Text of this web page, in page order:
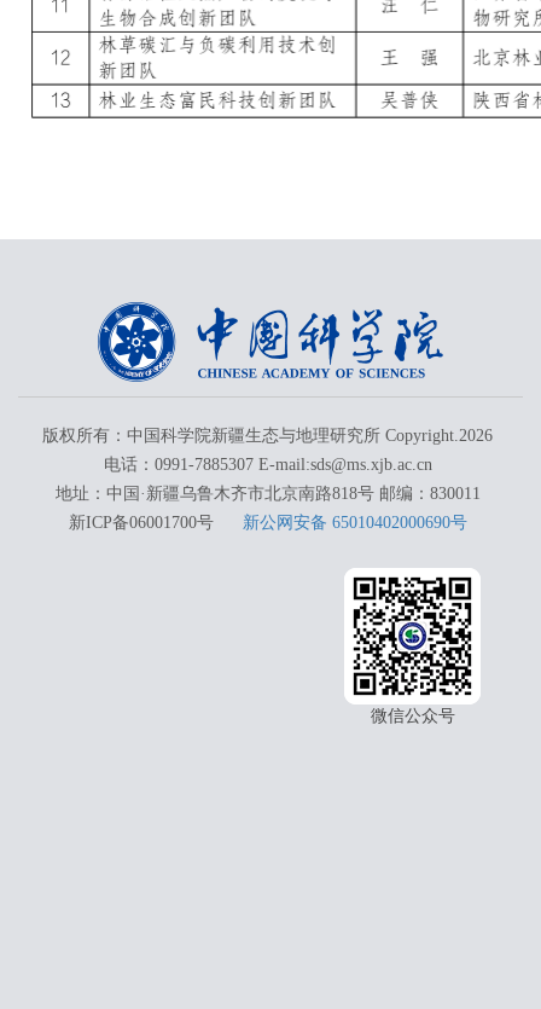
版权所有：中国科学院新疆生态与地理研究所 Copyright.2026
电话：0991-7885307 E-mail:sds@ms.xjb.ac.cn
地址：中国·新疆乌鲁木齐市北京南路818号 邮编：830011
新ICP备06001700号 新公网安备 65010402000690号
微信公众号